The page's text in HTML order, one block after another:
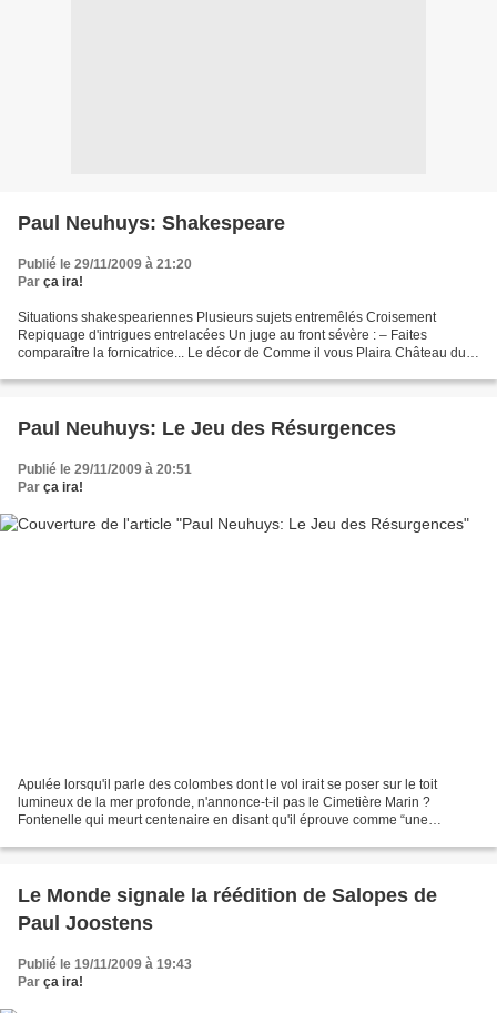
Paul Neuhuys: Shakespeare
Publié le 29/11/2009 à 21:20
Par ça ira!
Situations shakespeariennes Plusieurs sujets entremêlés Croisement
Repiquage d'intrigues entrelacées Un juge au front sévère : – Faites
comparaître la fornicatrice... Le décor de Comme il vous Plaira Château du
Paul Neuhuys: Le Jeu des Résurgences
Publié le 29/11/2009 à 20:51
Par ça ira!
Apulée lorsqu'il parle des colombes dont le vol irait se poser sur le toit
lumineux de la mer profonde, n'annonce-t-il pas le Cimetière Marin ?
Fontenelle qui meurt centenaire en disant qu'il éprouve comme “une
Le Monde signale la réédition de Salopes de
Paul Joostens
Publié le 19/11/2009 à 19:43
Par ça ira!